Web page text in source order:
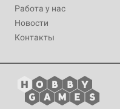
Работа у нас
Новости
Контакты